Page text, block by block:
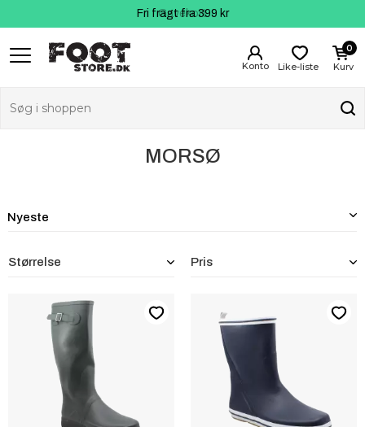
Gavekort
Fri fragt fra 399 kr
Kundeservice
Kurv
0
Like-liste
MORSØ
Størrelse Pris